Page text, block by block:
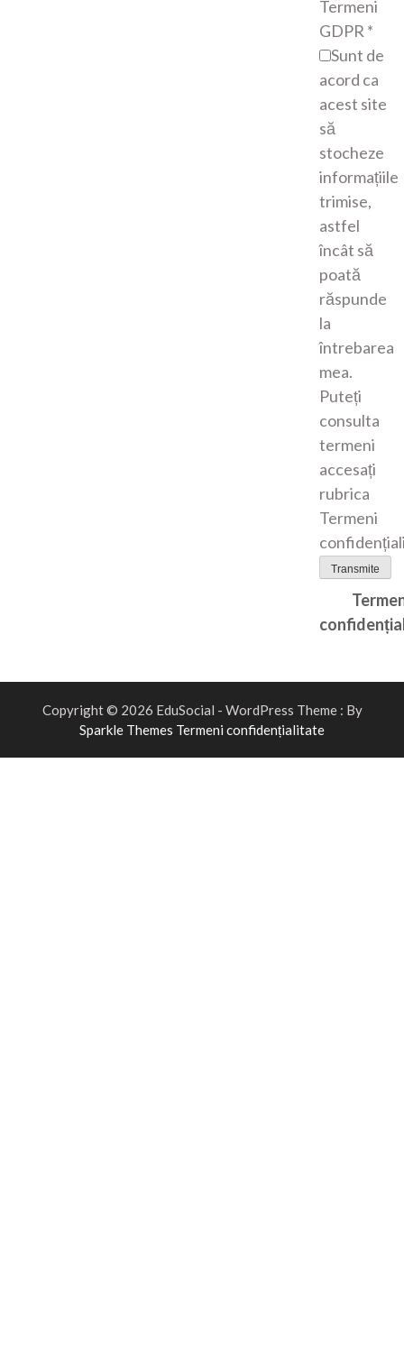
Termeni
GDPR *
Sunt de
acord ca
acest site
să
stocheze
informațiile
trimise,
astfel
încât să
poată
răspunde
la
întrebarea
mea.
Puteți
consulta
termeni
accesați
rubrica
Termeni
Transmite
Copyright © 2026 EduSocial - WordPress Theme : By
Sparkle Themes Termeni confidențialitate